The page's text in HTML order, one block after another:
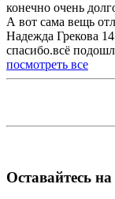
конечно очень
А вот сама вещь
Надежда Грекова
спасибо.всё
посмотреть все
Оставайтесь на